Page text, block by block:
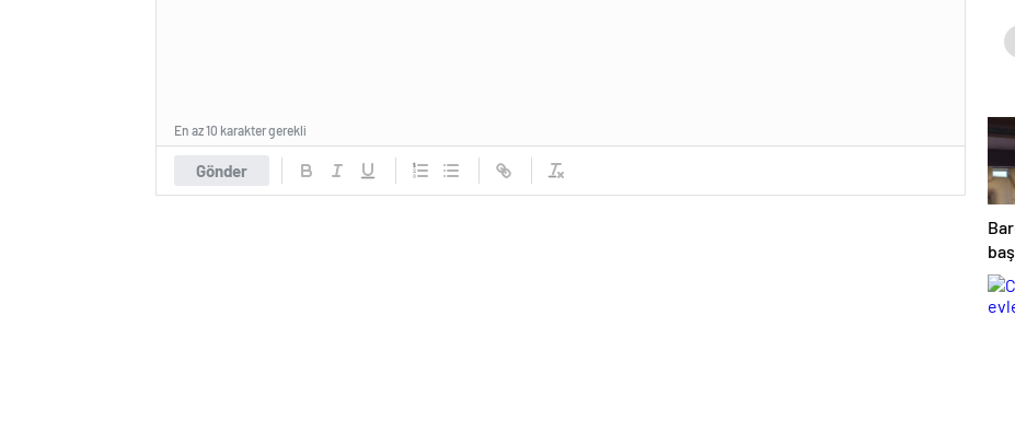
Gönder
En az 10 karakter gerekli